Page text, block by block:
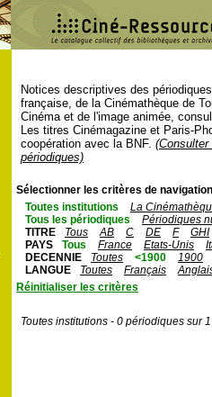
Notices descriptives des
française, de la Cinémathèque de
Cinéma et de l'image animée,
Les titres Cinémagazine et Paris-
coopération avec la BNF.
périodiques)
Sélectionner les critères de
Toutes institutions
La
Tous les périodiques
Périodiques
TITRE
Tous AB C DE F
GHI
PAYS
Tous France Etats-Unis
DECENNIE
Toutes <1900
1900
LANGUE
Toutes Français
Réinitialiser les critères
Toutes institutions - 0 périodiques sur